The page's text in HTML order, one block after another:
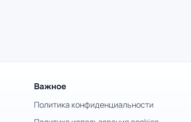
Важное
Политика конфиденциальности